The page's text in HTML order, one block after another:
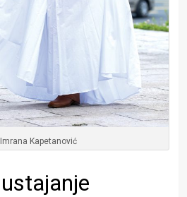
Kapetanović